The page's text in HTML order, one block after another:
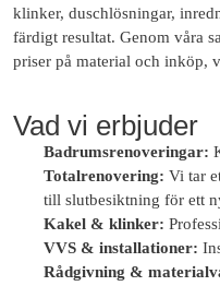
klinker, duschlösningar,
färdigt resultat. Genom våra
priser på material och inköp,
Vad vi erbjuder
Badrumsrenoveringar:
Totalrenovering: Vi tar
till slutbesiktning för ett
Kakel & klinker:
VVS & installationer:
Rådgivning &